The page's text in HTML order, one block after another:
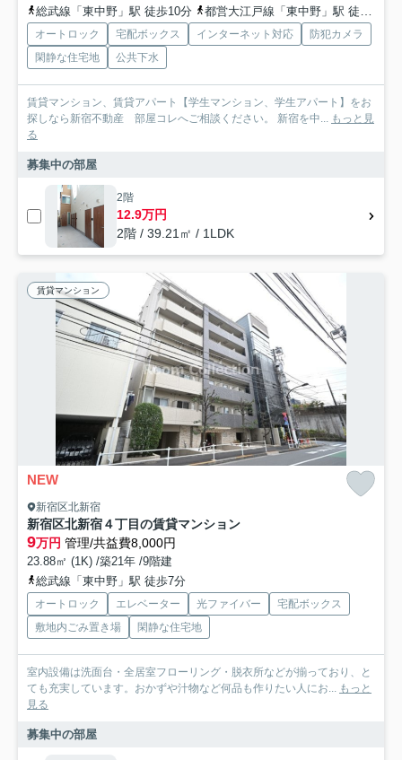
総武線「東中野」駅 徒歩10分
都営大江戸線「東中野」駅 徒歩8分
オートロック 宅配ボックス インターネット対応
防犯カメラ
閑静な住宅地
公共下水
賃貸マンション、賃貸アパート【学生マンション、学生アパート】をお
探しなら新宿不動産 部屋コレへご相談ください。 新宿を中... もっと見
る
募集中の部屋
2階
12.9万円
2階 / 39.21㎡ / 1LDK
賃貸マンション
NEW
新宿区北新宿
新宿区北新宿４丁目の賃貸マンション
9万円 管理/共益費8,000円
23.88㎡ (1K) /築21年 /9階建
総武線「東中野」駅 徒歩7分
オートロック エレベーター 光ファイバー
宅配ボックス
敷地内ごみ置き場
閑静な住宅地
室内設備は洗面台・全居室フローリング・脱衣所などが揃っており、と
ても充実しています。おかずや汁物など何品も作りたい人にお... もっと
見る
募集中の部屋